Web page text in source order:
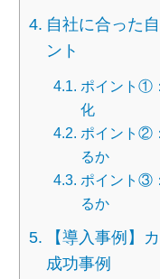
自社に合った
ント
ポイント①
化
ポイント②
るか
ポイント③
るか
【導入事例】
成功事例